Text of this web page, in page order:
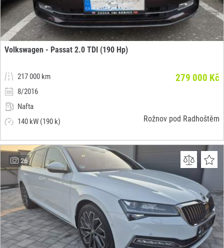
Volkswagen - Passat 2.0 TDI (190 Hp)
217 000 km
8/2016
Nafta
140 kW (190 k)
279 000 Kč
Rožnov pod Radhoštěm
26